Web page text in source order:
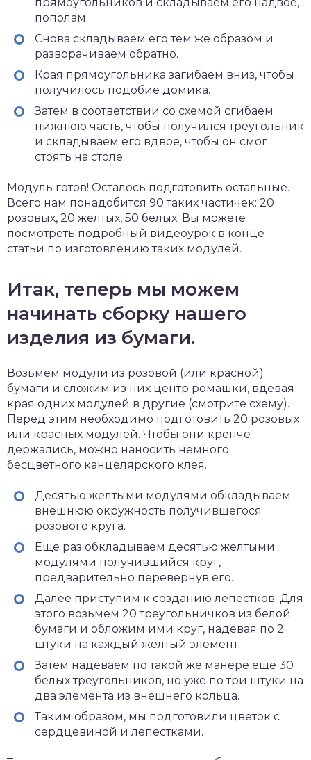
пополам.
Снова складываем его тем же образом и
разворачиваем обратно.
Края прямоугольника загибаем вниз, чтобы
получилось подобие домика.
Затем в соответствии со схемой сгибаем
нижнюю часть, чтобы получился треугольник
и складываем его вдвое, чтобы он смог
стоять на столе.
Модуль готов! Осталось подготовить остальные.
Всего нам понадобится 90 таких частичек: 20
розовых, 20 желтых, 50 белых. Вы можете
посмотреть подробный видеоурок в конце
статьи по изготовлению таких модулей.
Итак, теперь мы можем
начинать сборку нашего
изделия из бумаги.
Возьмем модули из розовой (или красной)
бумаги и сложим из них центр ромашки, вдевая
края одних модулей в другие (смотрите схему).
Перед этим необходимо подготовить 20 розовых
или красных модулей. Чтобы они крепче
держались, можно наносить немного
бесцветного канцелярского клея.
Десятью желтыми модулями обкладываем
внешнюю окружность получившегося
розового круга.
Еще раз обкладываем десятью желтыми
модулями получившийся круг,
предварительно перевернув его.
Далее приступим к созданию лепестков. Для
этого возьмем 20 треугольничков из белой
бумаги и обложим ими круг, надевая по 2
штуки на каждый желтый элемент.
Затем надеваем по такой же манере еще 30
белых треугольников, но уже по три штуки на
два элемента из внешнего кольца.
Таким образом, мы подготовили цветок с
сердцевиной и лепестками.